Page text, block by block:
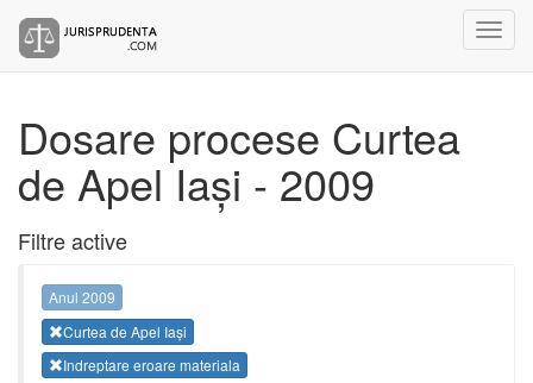
Dosare procese Curtea
de Apel Iași - 2009
Filtre active
Anul 2009
Curtea de Apel Iași
Indreptare eroare materiala